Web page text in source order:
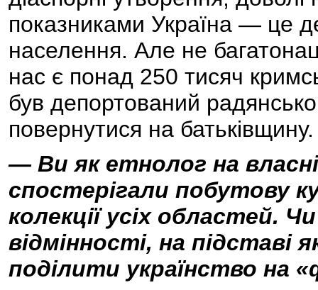
показниками Україна — це
населення. Але не
нас є понад 250 тисяч
був депортований
повернутися на батьківщину.
— Ви як етнолог на
спостерігали побутову
колекції усіх областей.
відмінності, на підставі
поділити українство на